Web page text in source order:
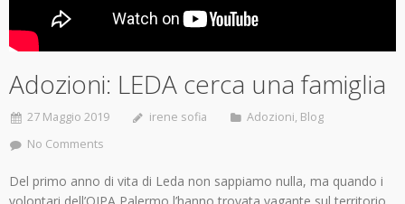
Adozioni: LEDA cerca una famiglia
27 Maggio 2019 irene sofia Adozioni, Blog
No Comments
Del primo anno di vita di Leda non sappiamo nulla, ma quando i